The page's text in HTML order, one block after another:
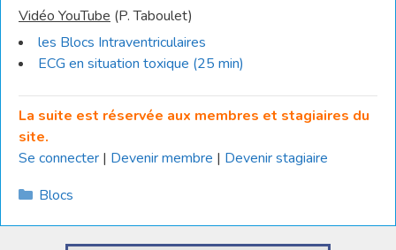
Vidéo YouTube (P. Taboulet)
les Blocs Intraventriculaires
ECG en situation toxique (25 min)
La suite est réservée aux membres et stagiaires du
site.
Se connecter | Devenir membre | Devenir stagiaire
Catégories
Blocs